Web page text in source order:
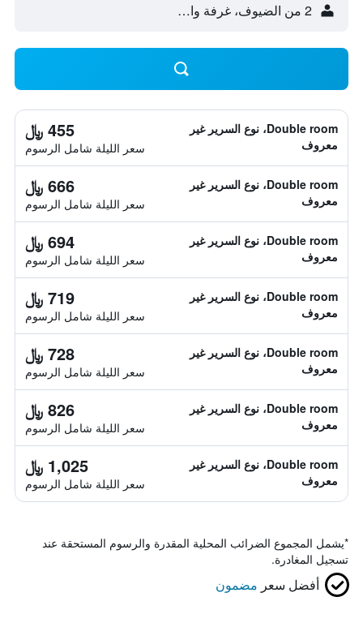
2 من الضيوف، غرفة واحدة
Double room، نوع السرير غير
معروف
455 ﷼
سعر الليلة شامل الرسوم
Double room، نوع السرير غير
معروف
666 ﷼
سعر الليلة شامل الرسوم
Double room، نوع السرير غير
معروف
694 ﷼
سعر الليلة شامل الرسوم
Double room، نوع السرير غير
معروف
719 ﷼
سعر الليلة شامل الرسوم
Double room، نوع السرير غير
معروف
728 ﷼
سعر الليلة شامل الرسوم
Double room، نوع السرير غير
معروف
826 ﷼
سعر الليلة شامل الرسوم
Double room، نوع السرير غير
معروف
1,025 ﷼
سعر الليلة شامل الرسوم
*يشمل المجموع الضرائب المحلية المقدرة والرسوم المستحقة عند
تسجيل المغادرة.
أفضل سعر مضمون